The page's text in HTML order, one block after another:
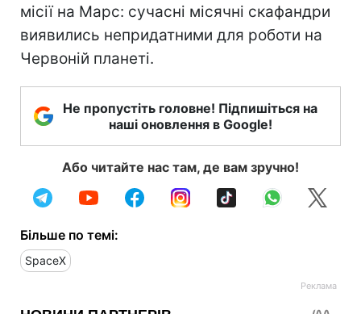
місії на Марс: сучасні місячні скафандри
виявились непридатними для роботи на
Червоній планеті.
Не пропустіть головне! Підпишіться на
наші оновлення в Google!
Або читайте нас там, де вам зручно!
Більше по темі:
SpaceX